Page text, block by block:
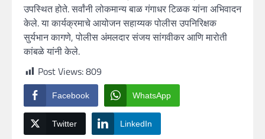
उपस्थित होते. सर्वांनी लोकमान्य बाळ गंगाधर टिळक यांना अभिवादन
केले. या कार्यक्रमाचे आयोजन सहाय्यक पोलीस उपनिरिक्षक
सुर्यभान कागणे, पोलीस अंमलदार संजय सांगवीकर आणि मारोती
कांबळे यांनी केले.
Post Views:809
Facebook WhatsApp
Twitter LinkedIn